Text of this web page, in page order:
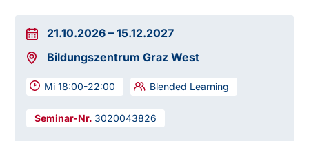
21.10.2026 –15.12.2027
Bildungszentrum Graz West
Mi 18:00-22:00 Blended Learning
3020043826